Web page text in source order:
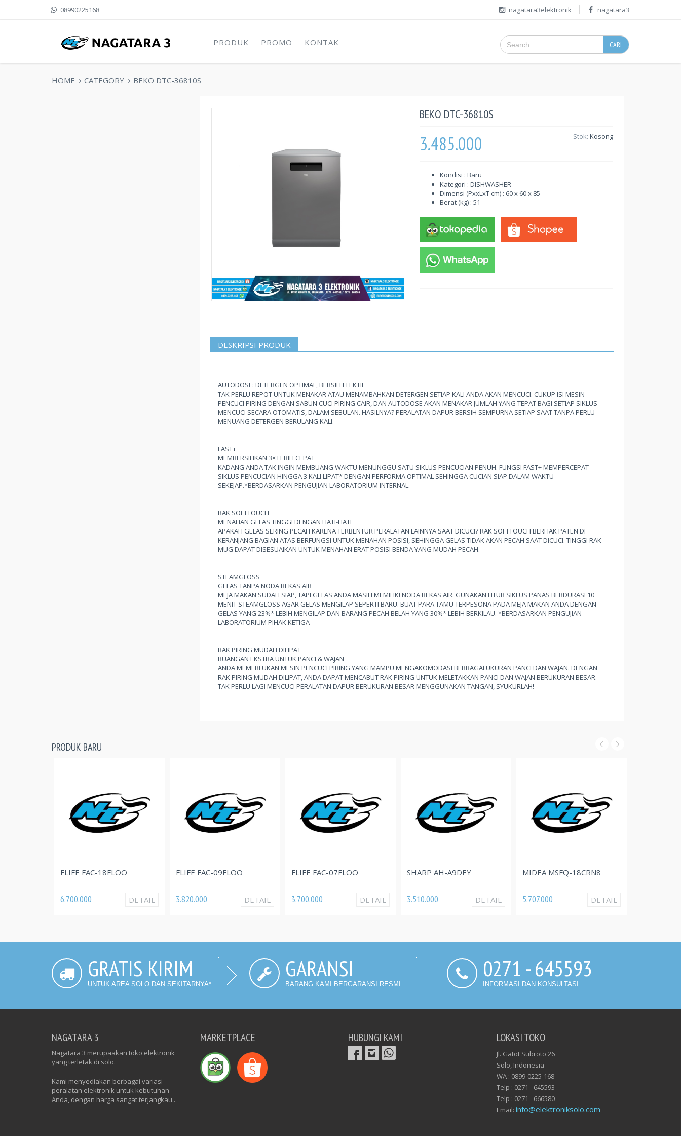
08990225168 nagatara3elektronik nagatara3
PRODUK PROMO KONTAK CARI
HOME CATEGORY BEKO DTC-36810S
BEKO DTC-36810S
3.485.000 Stok: Kosong
Kondisi : Baru
Kategori : DISHWASHER
Dimensi (PxxLxT cm) : 60 x 60 x 85
Berat (kg) : 51
DESKRIPSI PRODUK
AUTODOSE: DETERGEN OPTIMAL, BERSIH EFEKTIF
TAK PERLU REPOT UNTUK MENAKAR ATAU MENAMBAHKAN DETERGEN SETIAP KALI ANDA AKAN MENCUCI. CUKUP ISI MESIN
PENCUCI PIRING DENGAN SABUN CUCI PIRING CAIR, DAN AUTODOSE AKAN MENAKAR JUMLAH YANG TEPAT BAGI SETIAP SIKLUS
MENCUCI SECARA OTOMATIS, DALAM SEBULAN. HASILNYA? PERALATAN DAPUR BERSIH SEMPURNA SETIAP SAAT TANPA PERLU
MENUANG DETERGEN BERULANG KALI.
FAST+
MEMBERSIHKAN 3× LEBIH CEPAT
KADANG ANDA TAK INGIN MEMBUANG WAKTU MENUNGGU SATU SIKLUS PENCUCIAN PENUH. FUNGSI FAST+ MEMPERCEPAT
SIKLUS PENCUCIAN HINGGA 3 KALI LIPAT* DENGAN PERFORMA OPTIMAL SEHINGGA CUCIAN SIAP DALAM WAKTU
SEKEJAP.*BERDASARKAN PENGUJIAN LABORATORIUM INTERNAL.
RAK SOFTTOUCH
MENAHAN GELAS TINGGI DENGAN HATI-HATI
APAKAH GELAS SERING PECAH KARENA TERBENTUR PERALATAN LAINNYA SAAT DICUCI? RAK SOFTTOUCH BERHAK PATEN DI
KERANJANG BAGIAN ATAS BERFUNGSI UNTUK MENAHAN POSISI, SEHINGGA GELAS TIDAK AKAN PECAH SAAT DICUCI. TINGGI RAK
MUG DAPAT DISESUAIKAN UNTUK MENAHAN ERAT POSISI BENDA YANG MUDAH PECAH.
STEAMGLOSS
GELAS TANPA NODA BEKAS AIR
MEJA MAKAN SUDAH SIAP, TAPI GELAS ANDA MASIH MEMILIKI NODA BEKAS AIR. GUNAKAN FITUR SIKLUS PANAS BERDURASI 10
MENIT STEAMGLOSS AGAR GELAS MENGILAP SEPERTI BARU. BUAT PARA TAMU TERPESONA PADA MEJA MAKAN ANDA DENGAN
GELAS YANG 23%* LEBIH MENGILAP DAN BARANG PECAH BELAH YANG 30%* LEBIH BERKILAU. *BERDASARKAN PENGUJIAN
LABORATORIUM PIHAK KETIGA
RAK PIRING MUDAH DILIPAT
RUANGAN EKSTRA UNTUK PANCI & WAJAN
ANDA MEMERLUKAN MESIN PENCUCI PIRING YANG MAMPU MENGAKOMODASI BERBAGAI UKURAN PANCI DAN WAJAN. DENGAN
RAK PIRING MUDAH DILIPAT, ANDA DAPAT MENCABUT RAK PIRING UNTUK MELETAKKAN PANCI DAN WAJAN BERUKURAN BESAR.
TAK PERLU LAGI MENCUCI PERALATAN DAPUR BERUKURAN BESAR MENGGUNAKAN TANGAN, SYUKURLAH!
PRODUK BARU
FLIFE FAC-18FLOO
6.700.000 DETAIL
FLIFE FAC-09FLOO
3.820.000 DETAIL
FLIFE FAC-07FLOO
3.700.000 DETAIL
SHARP AH-A9DEY
3.510.000 DETAIL
MIDEA MSFQ-18CRN8
5.707.000 DETAIL
GRATIS KIRIM
UNTUK AREA SOLO DAN SEKITARNYA*
GARANSI
BARANG KAMI BERGARANSI RESMI
0271 - 645593
INFORMASI DAN KONSULTASI
NAGATARA 3
Nagatara 3 merupaakan toko elektronik
yang terletak di solo.
Kami menyediakan berbagai variasi
peralatan elektronik untuk kebutuhan
Anda, dengan harga sangat terjangkau..
MARKETPLACE HUBUNGI KAMI LOKASI TOKO
Jl. Gatot Subroto 26
Solo, Indonesia
WA : 0899-0225-168
Telp : 0271 - 645593
Telp : 0271 - 666580
Email: info@elektroniksolo.com